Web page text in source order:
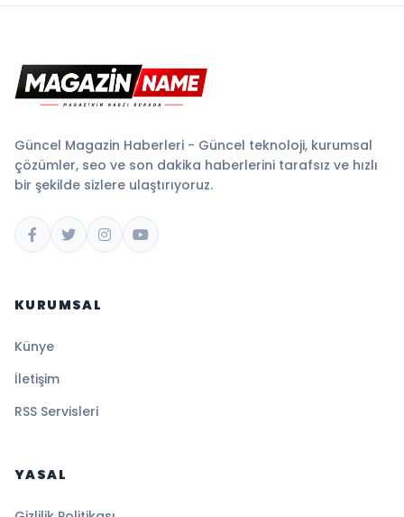
Güncel Magazin Haberleri - Güncel teknoloji, kurumsal
çözümler, seo ve son dakika haberlerini tarafsız ve hızlı
bir şekilde sizlere ulaştırıyoruz.
KURUMSAL
Künye
İletişim
RSS Servisleri
YASAL